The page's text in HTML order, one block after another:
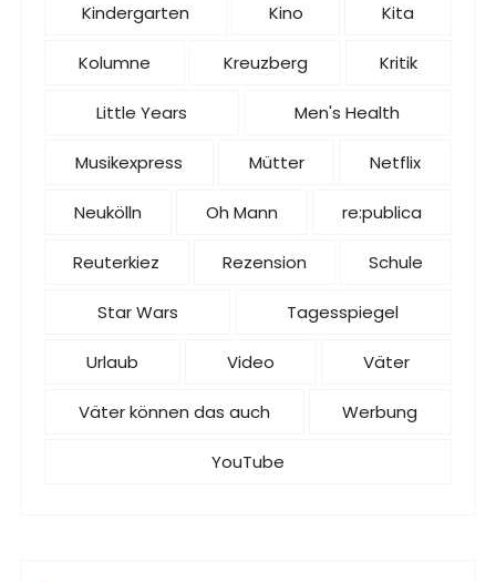
Kindergarten Kino Kita
Kolumne Kreuzberg Kritik
Little Years Men's Health
Musikexpress Mütter Netflix
Neukölln Oh Mann re:publica
Reuterkiez Rezension Schule
Star Wars Tagesspiegel
Urlaub Video Väter
Väter können das auch Werbung
YouTube